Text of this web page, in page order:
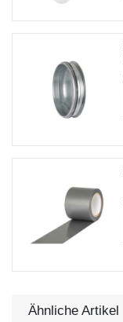
Ähnliche Artikel